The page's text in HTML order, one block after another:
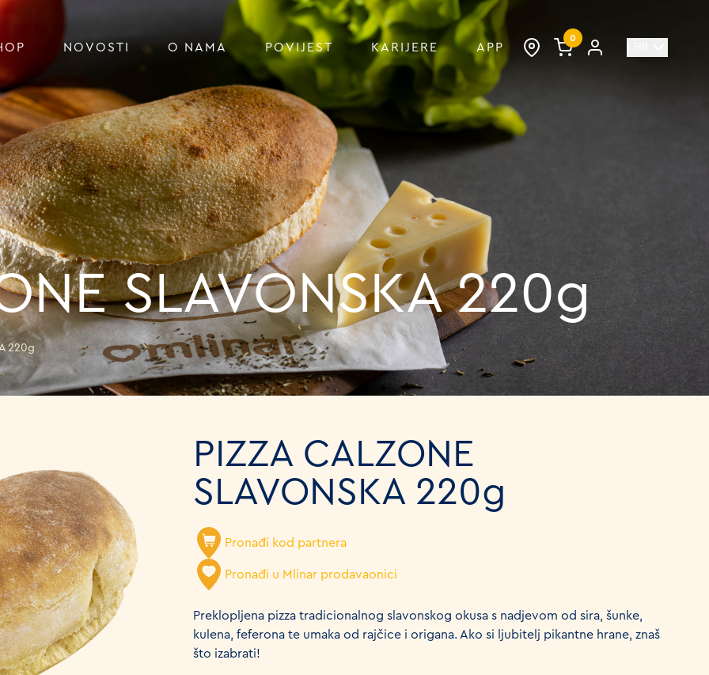
0
NOVOSTI O NAMA POVIJEST KARIJERE APP
SLAVONSKA 220g
220g
PIZZA CALZONE
SLAVONSKA 220g
Pronađi kod partnera
Pronađi u Mlinar prodavaonici
Preklopljena pizza tradicionalnog slavonskog okusa s nadjevom od sira, šunke,
kulena, feferona te umaka od rajčice i origana. Ako si ljubitelj pikantne hrane, znaš
što izabrati!